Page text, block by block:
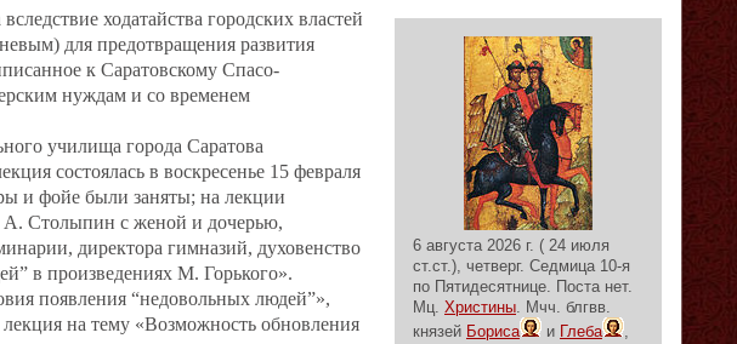
ходатайства городских властей
для предотвращения развития
к Саратовскому Спасо‐
нуждам и со временем
училища города Саратова
состоялась в воскресенье 15 февраля
и фойе были заняты; на лекции
А. Столыпин с женой и дочерью,
директора гимназий, духовенство
в произведениях М. Горького».
появления “недовольных людей”»,
на тему «Возможность обновления
6 августа 2026 г. ( 24 июля
ст.ст.), четверг. Седмица 10-я
по Пятидесятнице. Поста нет.
Мц. Христины. Мчч. блгвв.
князей Бориса и Глеба
,